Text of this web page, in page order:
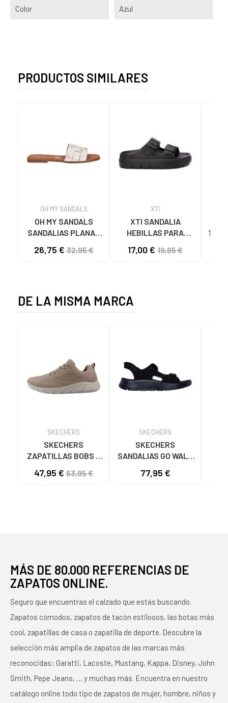
Color Azul
PRODUCTOS SIMILARES
OH MY SANDALS
OH MY SANDALS
SANDALIAS PLANAS
DOYA CHAMPAN
26,75 €32,95 €
XTI
XTI SANDALIA
HEBILLAS PARA
17,00 € 19,95 €
DE LA MISMA MARCA
SKECHERS
SKECHERS
ZAPATILLAS BOBS B
TAN 117715
47,95 € 63,95 €
SKECHERS
SKECHERS
SANDALIAS GO WALK
NEGRAS NEGRO
77,95 €
MÁS DE 80.000 REFERENCIAS DE
ZAPATOS ONLINE.
Seguro que encuentras el calzado que estás buscando.
Zapatos cómodos, zapatos de tacón estilosos, las botas más
cool, zapatillas de casa o zapatilla de deporte. Descubre la
selección más amplia de zapatos de las marcas más
reconocidas: Garatti, Lacoste, Mustang, Kappa, Disney, John
Smith, Pepe Jeans, … y muchas más. Encuentra en nuestro
catálogo online todo tipo de zapatos de mujer, hombre, niños y